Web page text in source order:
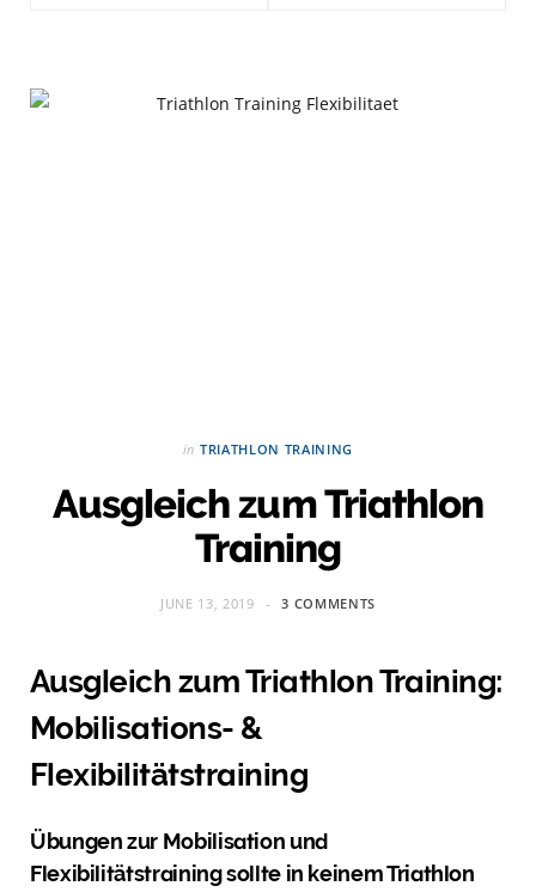
in TRIATHLON TRAINING
Ausgleich zum Triathlon
Training
JUNE 13, 2019 3 COMMENTS
Ausgleich zum Triathlon Training:
Mobilisations- &
Flexibilitätstraining
Übungen zur Mobilisation und
Flexibilitätstraining sollte in keinem Triathlon